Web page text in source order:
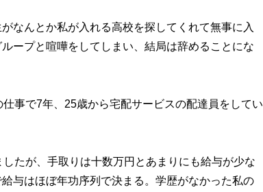
なんとか私が入れる高校を探してくれて無事に入
ープと喧嘩をしてしまい、結局は辞めることにな
事で7年、25歳から宅配サービスの配達員をしてい
たが、手取りは十数万円とあまりにも給与が少な
与はほぼ年功序列で決まる。学歴がなかった私の